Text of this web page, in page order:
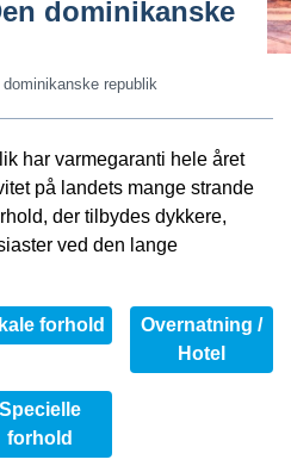
dominikanske
republik
har varmegaranti hele året
på landets mange strande
der tilbydes dykkere,
ved den lange
forhold
Overnatning /
Hotel
Specielle
forhold